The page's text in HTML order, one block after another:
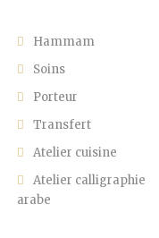
Hammam
Soins
Porteur
Transfert
Atelier cuisine
Atelier calligraphie
arabe